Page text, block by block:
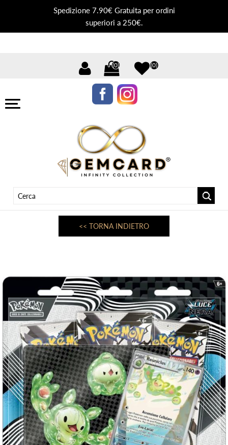
Spedizione 7.90€ Gratuita per ordini
superiori a 250€.
(0) (0)
<< TORNA INDIETRO